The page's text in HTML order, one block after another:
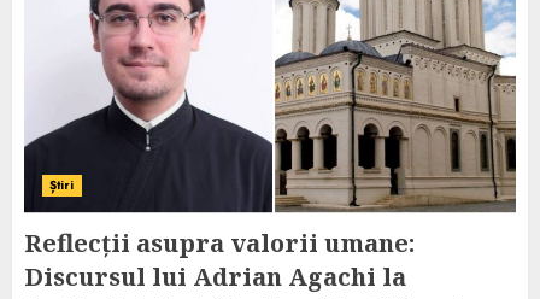
Știri
Reflecții asupra valorii umane:
Discursul lui Adrian Agachi la